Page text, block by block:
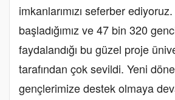
imkanlarımızı seferber ediyoruz.
başladığımız ve 47 bin 320
faydalandığı bu güzel proje
tarafından çok sevildi. Yeni
gençlerimize destek olmaya